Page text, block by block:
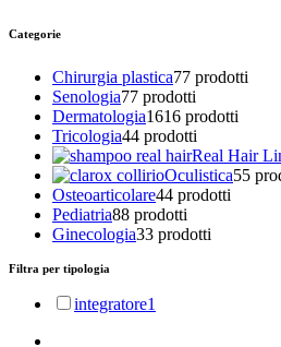
Categorie
Chirurgia plastica77 prodotti
Senologia77 prodotti
Dermatologia1616 prodotti
Tricologia44 prodotti
Real Hair
Oculistica55
Osteoarticolare44 prodotti
Pediatria88 prodotti
Ginecologia33 prodotti
Filtra per tipologia
integratore1